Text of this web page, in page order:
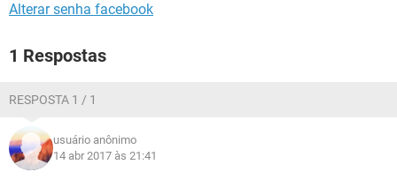
Alterar senha facebook
1 Respostas
RESPOSTA 1 / 1
usuário anônimo
14 abr 2017 às 21:41